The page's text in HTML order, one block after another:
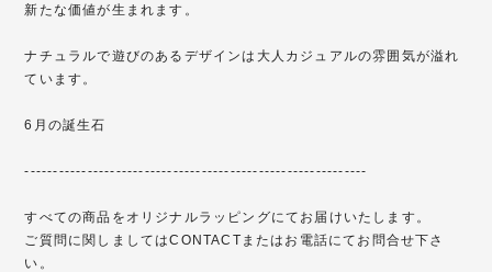
新たな価値が生まれます。
ナチュラルで遊びのあるデザインは大人カジュアルの雰囲気が溢れ
ています。
6月の誕生石
------------------------------------------------------------
すべての商品をオリジナルラッピングにてお届けいたします。
ご質問に関しましてはCONTACTまたはお電話にてお問合せ下さ
い。